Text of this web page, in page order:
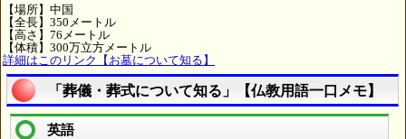
【場所】中国
【全長】350メートル
【高さ】76メートル
【体積】300万立方メートル
詳細はこのリンク【お墓について知る】
「葬儀・葬式について知る」【仏教用語一口メモ】
英語